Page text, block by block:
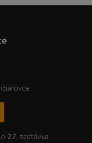
27, zastávka